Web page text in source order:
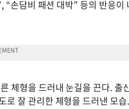
“손담비 패션 대박” 등의 반응이
체형을 드러내 눈길을 끈다. 출
잘 관리한 체형을 드러낸 모